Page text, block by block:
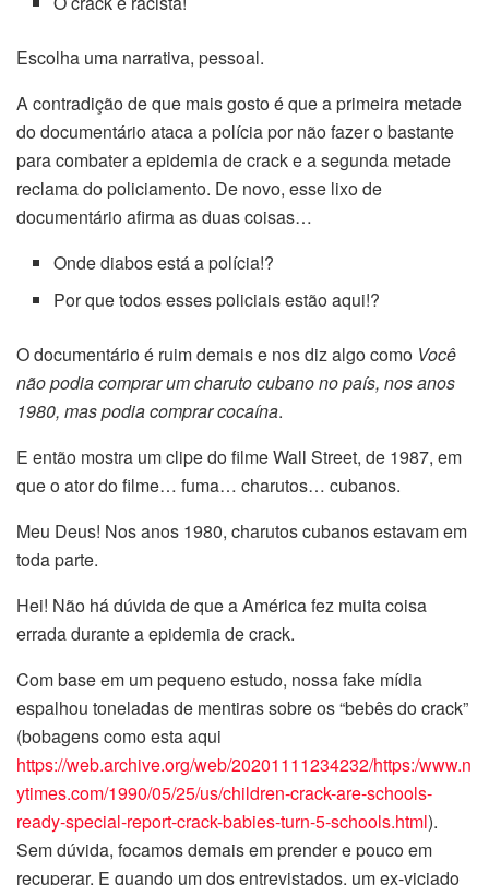
Escolha uma narrativa, pessoal.
A contradição de que mais gosto é que a primeira metade
do documentário ataca a polícia por não fazer o bastante
para combater a epidemia de crack e a segunda metade
reclama do policiamento. De novo, esse lixo de
documentário afirma as duas coisas…
Onde diabos está a polícia!?
Por que todos esses policiais estão aqui!?
O documentário é ruim demais e nos diz algo como Você
não podia comprar um charuto cubano no país, nos anos
1980, mas podia comprar cocaína.
E então mostra um clipe do filme Wall Street, de 1987, em
que o ator do filme… fuma… charutos… cubanos.
Meu Deus! Nos anos 1980, charutos cubanos estavam em
toda parte.
Hei! Não há dúvida de que a América fez muita coisa
errada durante a epidemia de crack.
Com base em um pequeno estudo, nossa fake mídia
espalhou toneladas de mentiras sobre os “bebês do crack”
(bobagens como esta aqui
https://web.archive.org/web/20201111234232/https:/www.n
ytimes.com/1990/05/25/us/children-crack-are-schools-
ready-special-report-crack-babies-turn-5-schools.html).
Sem dúvida, focamos demais em prender e pouco em
recuperar. E quando um dos entrevistados, um ex-viciado